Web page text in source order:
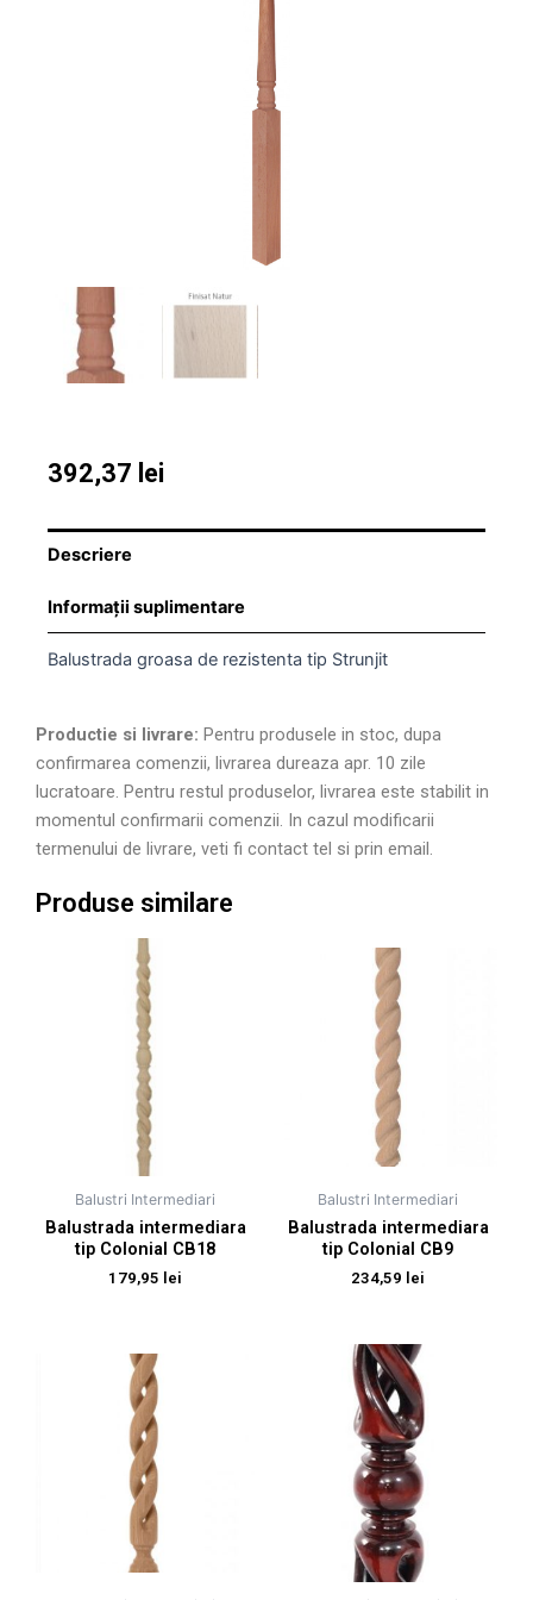
392,37 lei
Descriere
Informații suplimentare
Balustrada groasa de rezistenta tip Strunjit
Productie si livrare: Pentru produsele in stoc, dupa
confirmarea comenzii, livrarea dureaza apr. 10 zile
lucratoare. Pentru restul produselor, livrarea este stabilit in
momentul confirmarii comenzii. In cazul modificarii
termenului de livrare, veti fi contact tel si prin email.
Produse similare
Balustri Intermediari
Balustrada intermediara
tip Colonial CB18
179,95 lei
Balustri Intermediari
Balustrada intermediara
tip Colonial CB9
234,59 lei